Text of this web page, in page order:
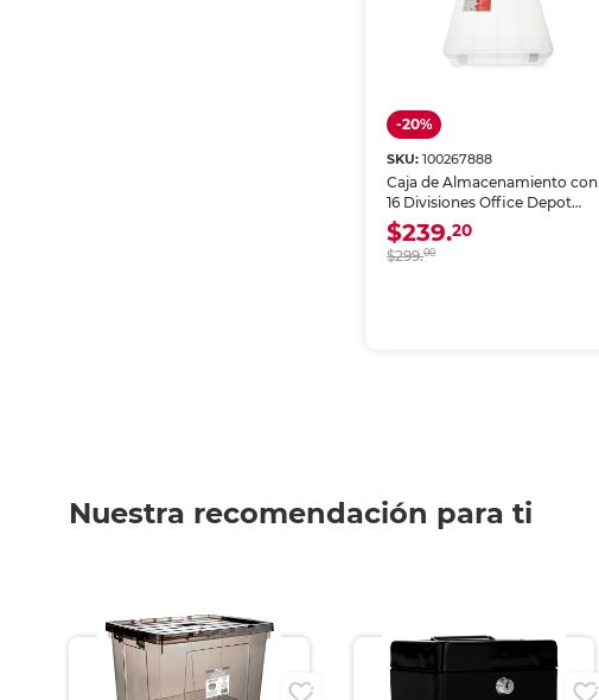
-20%
SKU:100267888
Caja de Almacenamiento con
16 Divisiones Office Depot
Transparente
$239.20
$299.00
Nuestra recomendación para ti